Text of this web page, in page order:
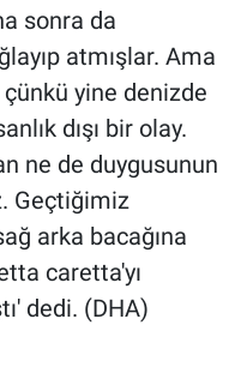
sonra da
atmışlar. Ama
yine denizde
dışı bir olay.
ne de duygusunun
Geçtiğimiz
arka bacağına
caretta'yı
dedi. (DHA)